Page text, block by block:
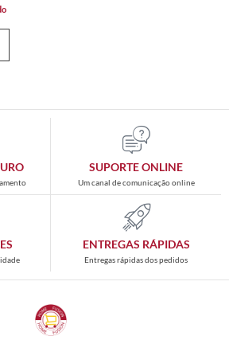
SUPORTE ONLINE
Um canal de comunicação online
ENTREGAS RÁPIDAS
Entregas rápidas dos pedidos